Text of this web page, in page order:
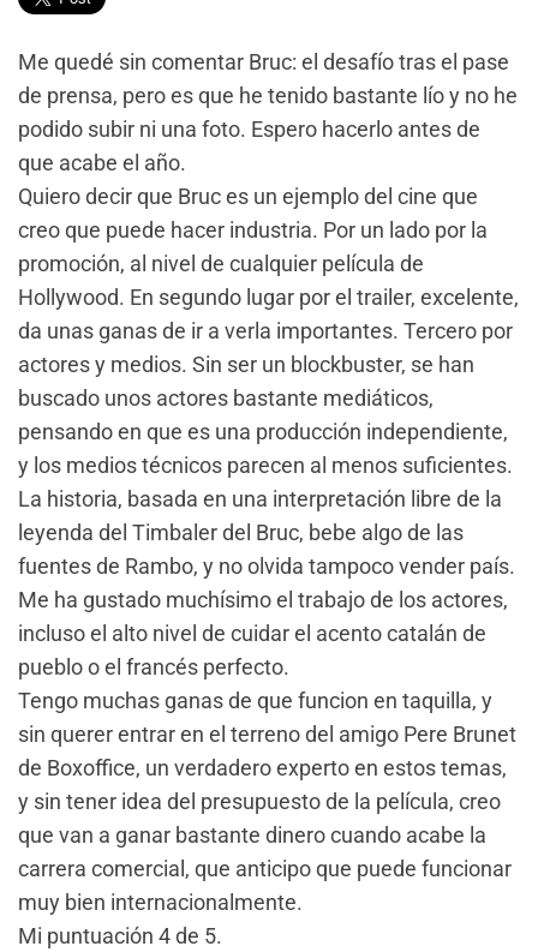
Me quedé sin comentar Bruc: el desafío tras el pase
de prensa, pero es que he tenido bastante lío y no he
podido subir ni una foto. Espero hacerlo antes de
que acabe el año.
Quiero decir que Bruc es un ejemplo del cine que
creo que puede hacer industria. Por un lado por la
promoción, al nivel de cualquier película de
Hollywood. En segundo lugar por el trailer, excelente,
da unas ganas de ir a verla importantes. Tercero por
actores y medios. Sin ser un blockbuster, se han
buscado unos actores bastante mediáticos,
pensando en que es una producción independiente,
y los medios técnicos parecen al menos suficientes.
La historia, basada en una interpretación libre de la
leyenda del Timbaler del Bruc, bebe algo de las
fuentes de Rambo, y no olvida tampoco vender país.
Me ha gustado muchísimo el trabajo de los actores,
incluso el alto nivel de cuidar el acento catalán de
pueblo o el francés perfecto.
Tengo muchas ganas de que funcion en taquilla, y
sin querer entrar en el terreno del amigo Pere Brunet
de Boxoffice, un verdadero experto en estos temas,
y sin tener idea del presupuesto de la película, creo
que van a ganar bastante dinero cuando acabe la
carrera comercial, que anticipo que puede funcionar
muy bien internacionalmente.
Mi puntuación 4 de 5.